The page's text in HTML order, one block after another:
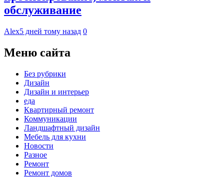
обслуживание
Alex5 дней тому назад 0
Меню сайта
Без рубрики
Дизайн
Дизайн и интерьер
еда
Квартирный ремонт
Коммуникации
Ландшафтный дизайн
Мебель для кухни
Новости
Разное
Ремонт
Ремонт домов